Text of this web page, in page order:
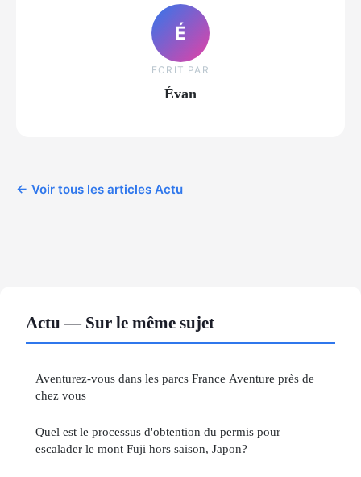
É
ECRIT PAR
Évan
← Voir tous les articles Actu
Actu — Sur le même sujet
Aventurez-vous dans les parcs France Aventure près de
chez vous
Quel est le processus d'obtention du permis pour
escalader le mont Fuji hors saison, Japon?